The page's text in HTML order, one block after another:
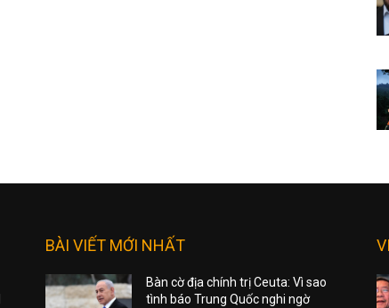
BÀI VIẾT MỚI NHẤT
Bàn cờ địa chính trị Ceuta: Vì sao
tình báo Trung Quốc nghi ngờ